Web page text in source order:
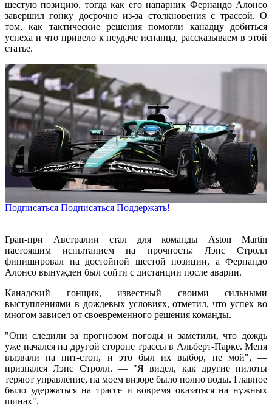
шестую позицию, тогда как его напарник Фернандо Алонсо
завершил гонку досрочно из-за столкновения с трассой. О
том, как тактические решения помогли канадцу добиться
успеха и что привело к неудаче испанца, рассказываем в этой
статье.
Подписаться Подписаться Поддержать!
Гран-при Австралии стал для команды Aston Martin
настоящим испытанием на прочность: Лэнс Стролл
финишировал на достойной шестой позиции, а Фернандо
Алонсо вынужден был сойти с дистанции после аварии.
Канадский гонщик, известный своими сильными
выступлениями в дождевых условиях, отметил, что успех во
многом зависел от своевременного решения команды.
"Они следили за прогнозом погоды и заметили, что дождь
уже начался на другой стороне трассы в Альберт-Парке. Меня
вызвали на пит-стоп, и это был их выбор, не мой", —
признался Лэнс Стролл. — "Я видел, как другие пилоты
теряют управление, на моем визоре было полно воды. Главное
было удержаться на трассе и вовремя оказаться на нужных
шинах".